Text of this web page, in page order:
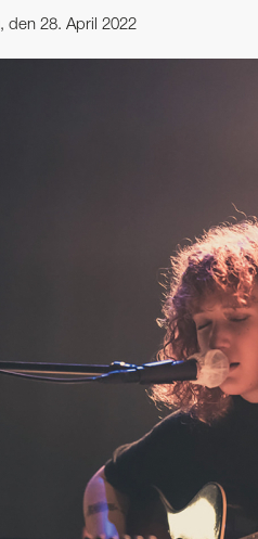
den 28. April 2022